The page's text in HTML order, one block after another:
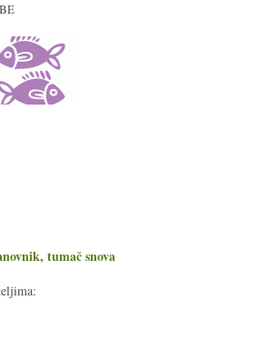
tumač snova